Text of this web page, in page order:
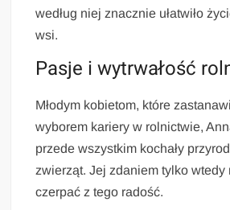
według niej znacznie ułatwiło
wsi.
Pasje i wytrwałość
Młodym kobietom, które
wyborem kariery w rolnictwie,
przede wszystkim kochały
zwierząt. Jej zdaniem tylko wtedy
czerpać z tego radość.